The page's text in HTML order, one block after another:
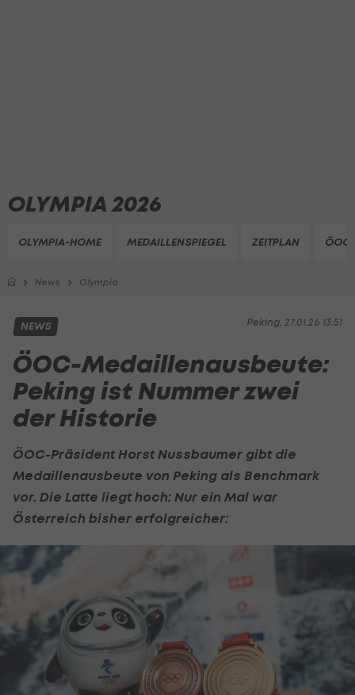
OLYMPIA 2026
OLYMPIA-HOME MEDAILLENSPIEGEL ZEITPLAN ÖOC
News Olympia
Peking, 27.01.26 13:51
NEWS
ÖOC-Medaillenausbeute:
Peking ist Nummer zwei
der Historie
ÖOC-Präsident Horst Nussbaumer gibt die
Medaillenausbeute von Peking als Benchmark
vor. Die Latte liegt hoch: Nur ein Mal war
Österreich bisher erfolgreicher: